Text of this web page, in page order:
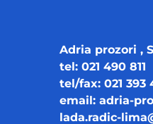
Adria prozori ,
tel: 021 490 811
tel/fax: 021 393
email: adria-
lada.radic-